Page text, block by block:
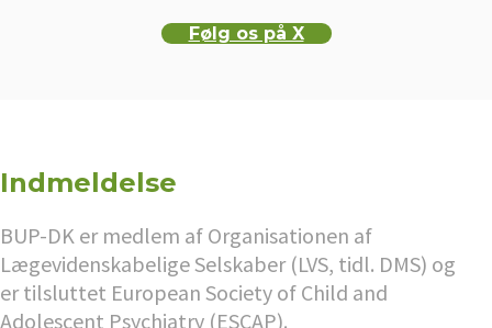
Følg os på X
Indmeldelse
BUP-DK er medlem af Organisationen af
Lægevidenskabelige Selskaber (LVS, tidl. DMS) og
er tilsluttet European Society of Child and
Adolescent Psychiatry (ESCAP).